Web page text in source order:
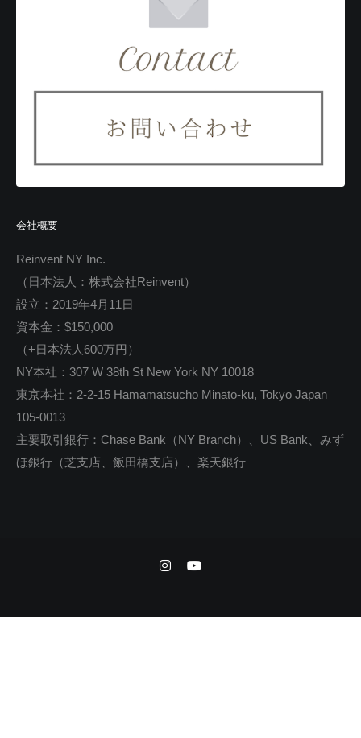
会社概要
Reinvent NY Inc.
（日本法人：株式会社Reinvent）
設立：2019年4月11日
資本金：$150,000
（+日本法人600万円）
NY本社：307 W 38th St New York NY 10018
東京本社：2-2-15 Hamamatsucho Minato-ku, Tokyo Japan
105-0013
主要取引銀行：Chase Bank（NY Branch）、US Bank、みず
ほ銀行（芝支店、飯田橋支店）、楽天銀行